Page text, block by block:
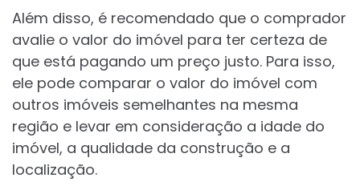
Além disso, é recomendado que o comprador
avalie o valor do imóvel para ter certeza de
que está pagando um preço justo. Para isso,
ele pode comparar o valor do imóvel com
outros imóveis semelhantes na mesma
região e levar em consideração a idade do
imóvel, a qualidade da construção e a
localização.